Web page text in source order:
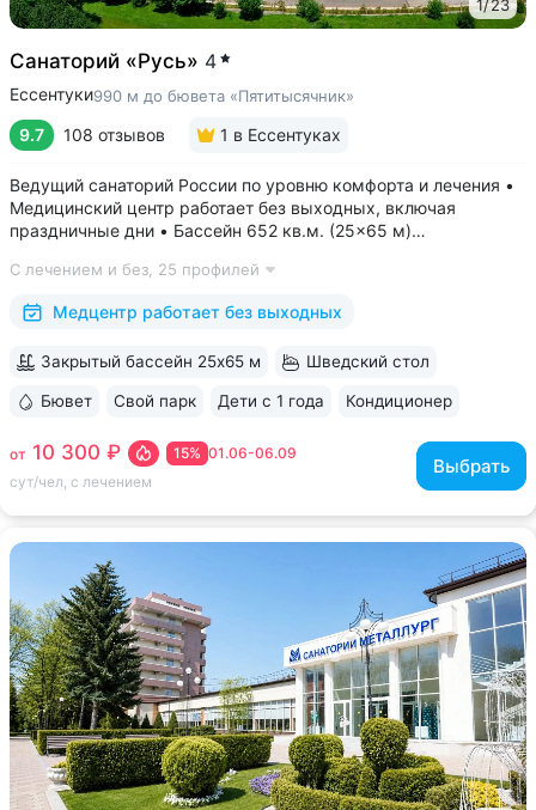
1/23
Санаторий «Русь» 4
Ессентуки990 м до бювета «Пятитысячник»
9.7 108 отзывов 1 в Ессентуках
Ведущий санаторий России по уровню комфорта и лечения •
Медицинский центр работает без выходных, включая
праздничные дни • Бассейн 652 кв.м. (25×65 м)
Глубина от 30 до 180 см, есть отдельная детская зона. Рядом
расположены закрытая терраса...
С лечением и без, 25 профилей
Медцентр работает без выходных
01.06-06.09
15%
от 10 300 ₽
сут/чел, с лечением
Выбрать
Закрытый бассейн 25х65 м Шведский стол
Бювет Свой парк Дети с 1 года Кондиционер
ещё 6